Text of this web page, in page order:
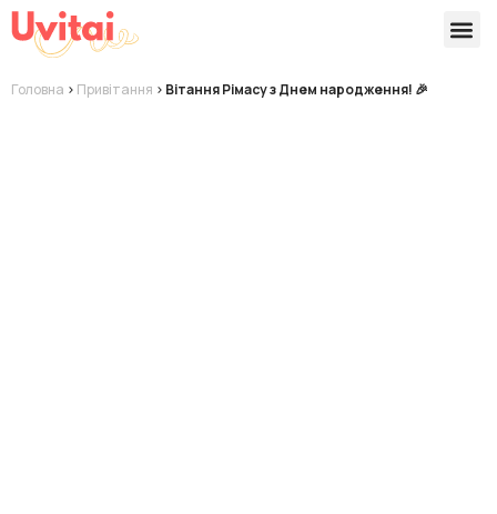
Головна > Привітання > Вітання Рімасу з Днем народження! 🎉